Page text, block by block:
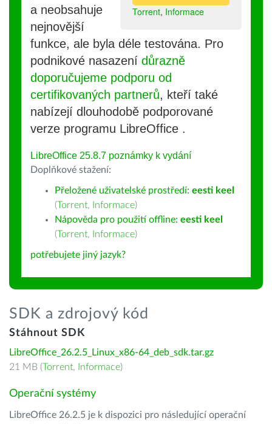
Torrent, Informace
a neobsahuje
nejnovější
funkce, ale byla déle testována. Pro
podnikové nasazení důrazně
doporučujeme podporu od
certifikovaných partnerů, kteří také
nabízejí dlouhodobě podporované
verze programu LibreOffice .
LibreOffice 25.8.7 poznámky k vydání
Doplňkové stažení:
Přeložené uživatelské prostředí: eesti keel
(Torrent, Informace)
Nápověda pro použití offline: eesti keel
(Torrent, Informace)
potřebujete jiný jazyk?
SDK a zdrojový kód
Stáhnout SDK
LibreOffice_26.2.5_Linux_x86-64_deb_sdk.tar.gz
21 MB (Torrent, Informace)
Operační systémy
LibreOffice 26.2.5 je k dispozici pro následující operační